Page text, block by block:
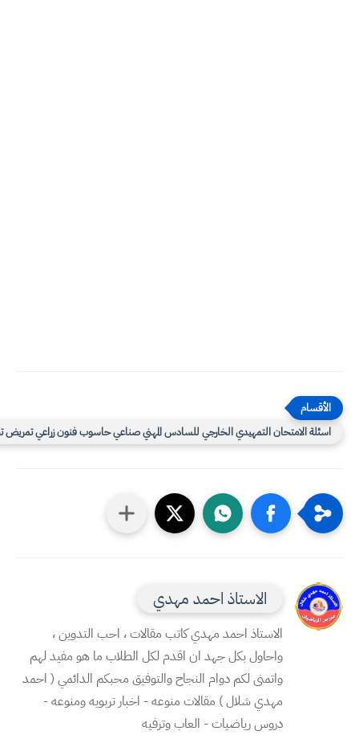
الامتحان التمهيدي الخارجي للسادس المهني صناعي حاسوب فنون زراعي تمريض تجاري
الاستاذ احمد مهدي
الاستاذ احمد مهدي كاتب مقالات ، احب التدوين ،
واحاول بكل جهد ان اقدم لكل الطلاب ما هو مفيد لهم
واتمنى لكم دوام النجاح والتوفيق محبكم الدائمي ( احمد
مهدي شلال ) مقالات منوعه - اخبار تربويه ومنوعه -
دروس رياضيات - العاب وترفيه